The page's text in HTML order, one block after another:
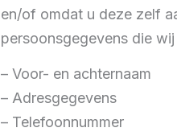
en/of omdat u deze zelf
persoonsgegevens die
– Voor- en achternaam
– Adresgegevens
– Telefoonnummer